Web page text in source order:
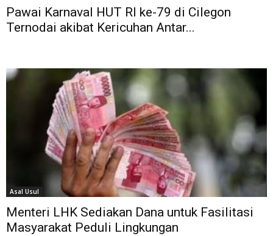
Pawai Karnaval HUT RI ke-79 di Cilegon
Ternodai akibat Kericuhan Antar...
Asal Usul
Menteri LHK Sediakan Dana untuk Fasilitasi
Masyarakat Peduli Lingkungan